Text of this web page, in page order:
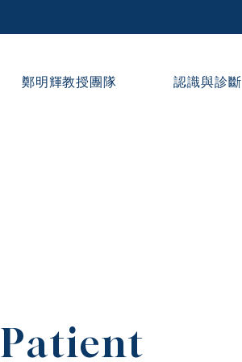
鄭明輝教授團隊 認識與診斷
Patient